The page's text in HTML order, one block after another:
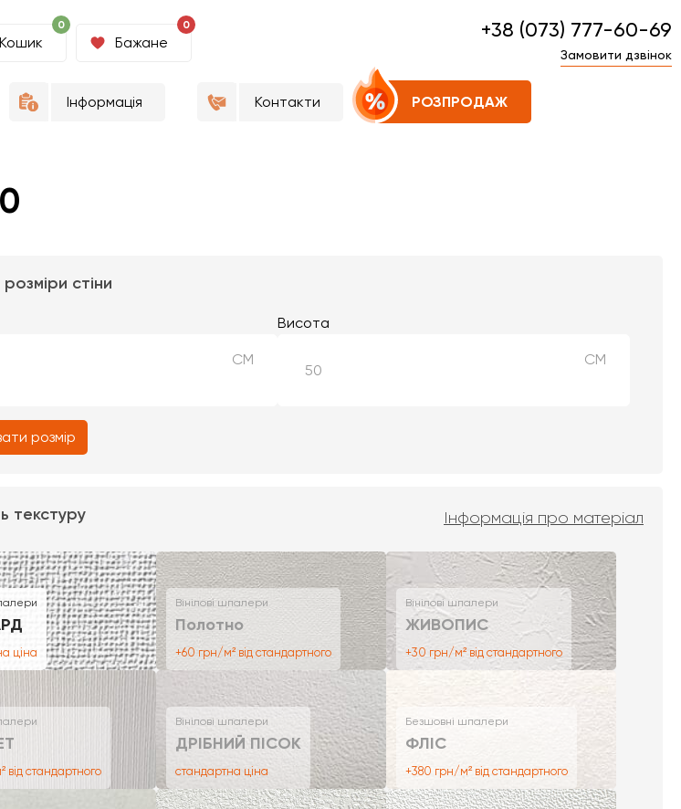
0
Кошик
0
Бажане
+38 (073) 777-60-69
Замовити дзвінок
Інформація Контакти РОЗПРОДАЖ
розміри стіни
СМ
Висота
СМ
розмір
текстуру Інформація про матеріал
ціна
Вінілові шпалери
Полотно
+60 грн/м² від стандартного
Вінілові шпалери
ЖИВОПИС
+30 грн/м² від стандартного
від стандартного
Вінілові шпалери
ДРІБНИЙ ПІСОК
стандартна ціна
Безшовні шпалери
ФЛІС
+380 грн/м² від стандартного